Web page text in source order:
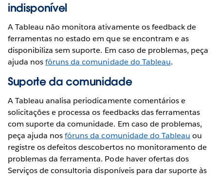
indisponível
A Tableau não monitora ativamente os feedback de
ferramentas no estado em que se encontram e as
disponibiliza sem suporte. Em caso de problemas, peça
ajuda nosfóruns da comunidade do Tableau.
Suporte da comunidade
A Tableau analisa periodicamente comentários e
solicitações e processa os feedbacks das ferramentas
com suporte da comunidade. Em caso de problemas,
peça ajuda nosfóruns da comunidade do Tableau ou
registre os defeitos descobertos no monitoramento de
problemas da ferramenta. Pode haver ofertas dos
Serviços de consultoria disponíveis para dar suporte às